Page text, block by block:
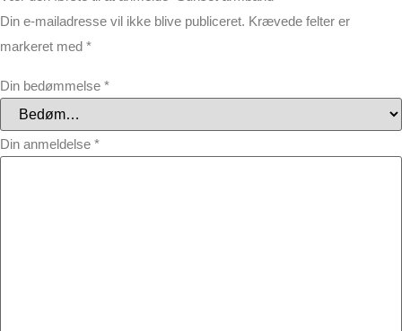
Din e-mailadresse vil ikke blive publiceret. Krævede felter er
markeret med *
Din bedømmelse *
Din anmeldelse *